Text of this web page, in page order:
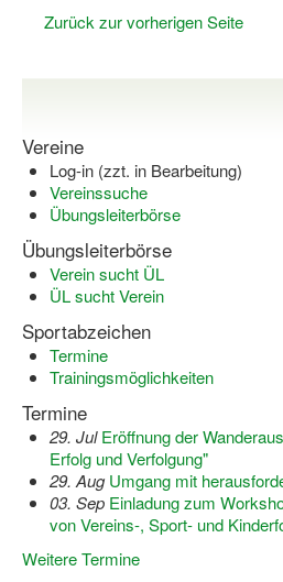
Wege zur Kooperation
Qualifizierung
SSB Qualifizierungen
Übersicht Qualifizierungswege
Qualifizierung im
Fachtag Bildung braucht
Erste-Hilfe-Ausbildung
Anmeldeformular /
Bezuschussung
Projekte
Open Sports Day
Zurück zur vorherigen Seite
Vereine
Log-in (zzt. in Bearbeitung)
Vereinssuche
Übungsleiterbörse
Übungsleiterbörse
Verein sucht ÜL
ÜL sucht Verein
Sportabzeichen
Termine
Trainingsmöglichkeiten
Termine
29. Jul Eröffnung der
Erfolg und Verfolgung"
29. Aug Umgang mit
03. Sep Einladung zum
von Vereins-, Sport- und
Weitere Termine